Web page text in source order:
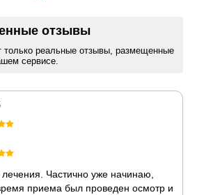
отзывы
только реальные отзывы, размещенные
сервисе.
Частично уже начинаю,
приема был проведен осмотр и